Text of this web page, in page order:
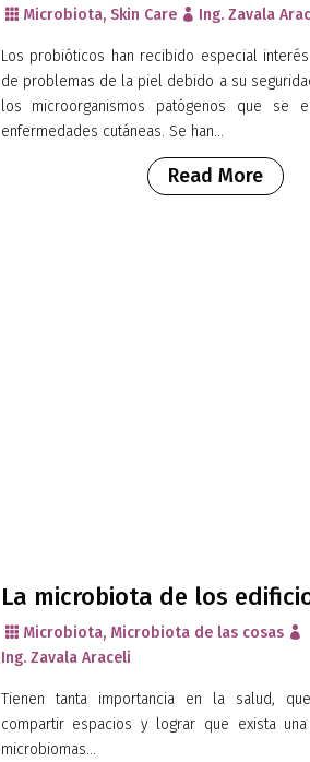
 Microbiota, Skin Care  Ing. Zavala
Los probióticos han recibido especial
de problemas de la piel debido a su
los microorganismos patógenos que se
enfermedades cutáneas. Se han...
Read More
La microbiota de los
 Microbiota, Microbiota de las cosas 
Ing. Zavala Araceli
Tienen tanta importancia en la salud,
compartir espacios y lograr que exista
microbiomas...